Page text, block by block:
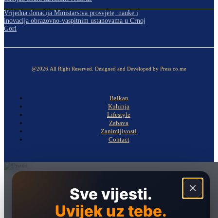
Vrijedna donacija Ministarstva prosvjete, nauke i
inovacija obrazovno-vaspitnim ustanovama u Crnoj
Gori
@2026.All Right Reserved. Designed and Developed by Press.co.me
Balkan
Kuhinja
Lifestyle
Zabava
Zanimljivosti
Contact
×
Sve vijesti.
Uvijek uz tebe.